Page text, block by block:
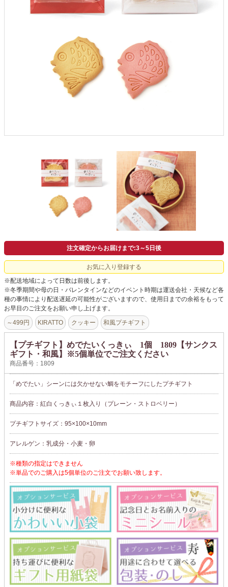
引菓子
ブライダルバッグ
よくあるご質問
ドメイン指定受信について
無料サンプル・資料請求
注文確定からお届けまで:3～5日後
お気に入り登録する
※配送地域によって日数は前後します。
※冬季期間や母の日・バレンタインなどのイベント時期は運送会社・天候など各
種の事情により配送遅延の可能性がございますので、使用日までの余裕をもって
お早目のご注文をお願い申し上げます。
～499円 KIRATTO クッキー 和風プチギフト
【プチギフト】めでたいくっきぃ 1個 1809【サンクス
ギフト・和風】※5個単位でご注文ください
商品番号：1809
「めでたい」シーンには欠かせない鯛をモチーフにしたプチギフト
商品内容：紅白くっきぃ１枚入り（プレーン・ストロベリー）
プチギフトサイズ：95×100×10mm
アレルゲン：乳成分・小麦・卵
※種類の指定はできません
※単品でのご購入は5個単位のご注文でお願い致します。